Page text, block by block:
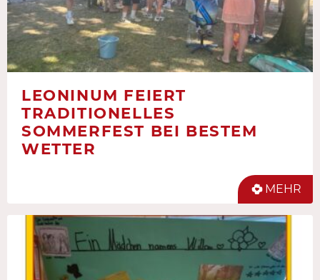
LEONINUM FEIERT
TRADITIONELLES
SOMMERFEST BEI BESTEM
WETTER
MEHR